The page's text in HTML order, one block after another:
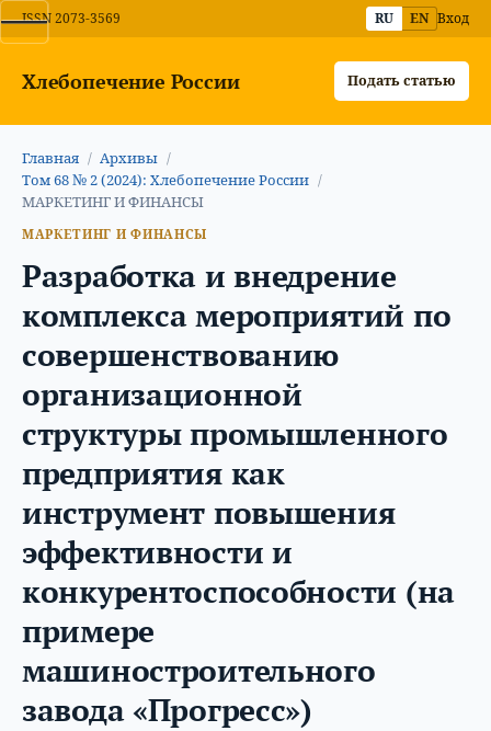
ISSN 2073-3569 RU EN Вход
Хлебопечение России Подать статью
Главная / Архивы /
Том 68 № 2 (2024): Хлебопечение России /
МАРКЕТИНГ И ФИНАНСЫ
МАРКЕТИНГ И ФИНАНСЫ
Разработка и внедрение
комплекса мероприятий по
совершенствованию
организационной
структуры промышленного
предприятия как
инструмент повышения
эффективности и
конкурентоспособности (на
примере
машиностроительного
завода «Прогресс»)